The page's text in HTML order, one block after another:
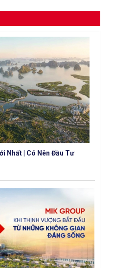
Nhất | Có Nên Đầu Tư